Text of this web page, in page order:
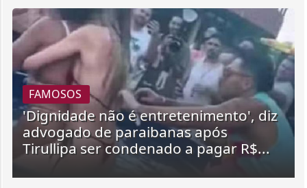
FAMOSOS
'Dignidade não é entretenimento', diz
advogado de paraibanas após
Tirullipa ser condenado a pagar R$...